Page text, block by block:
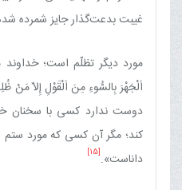
غیبت بدعت‌گذار جایز شمرده
مورد دیگر تظلّم است؛ خداوند
اَلْجَهْرَ بِالسُّوءِ مِنَ اَلْقَوْلِ إِلاّ مَنْ
دوست ندارد کسی با سخنان
کند؛ مگر آن کسی که مورد ستم
داناست».[15]